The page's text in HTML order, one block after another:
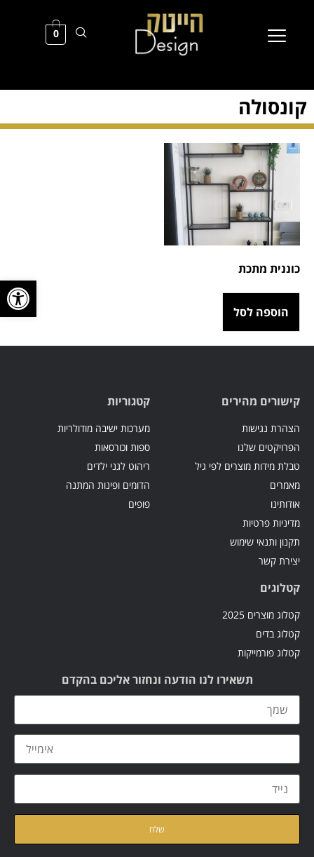
פתח
0
קונסולה
כוננית מתכת
הוספה לסל
קישורים מהירים
הצהרת נגישות
הפרויקטים שלנו
טבלת מידות מוצרים לפי גיל
מאמרים
אודותינו
מדיניות פרטיות
תקנון ותנאי שימוש
יצירת קשר
קטגוריות
מערכות ישיבה מודולריות
ספות וכורסאות
ריהוט לגני ילדים
הדומים ופינות המתנה
פופים
קטלוגים
קטלוג מוצרים 2025
קטלוג בדים
קטלוג פורמייקות
תשאירו לנו הודעה ונחזור אליכם בהקדם